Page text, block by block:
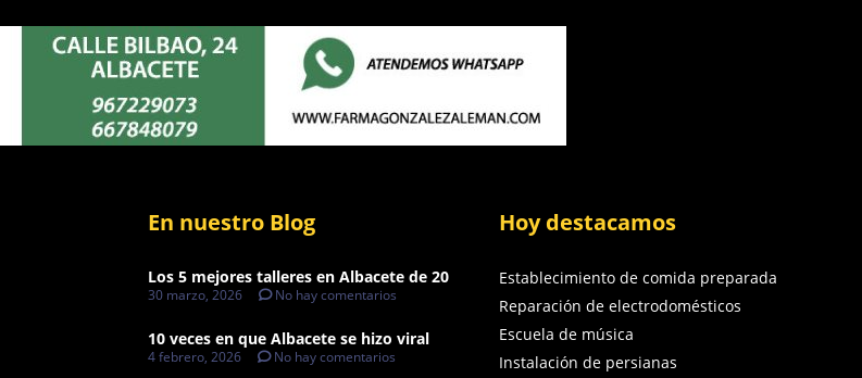
En nuestro Blog
Los 5 mejores talleres en Albacete de 20
30 marzo, 2026 No hay comentarios
10 veces en que Albacete se hizo viral
4 febrero, 2026 No hay comentarios
Hoy destacamos
Establecimiento de comida preparada
Reparación de electrodomésticos
Escuela de música
Instalación de persianas